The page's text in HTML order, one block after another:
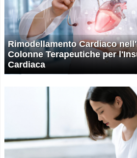
Rimodellamento Cardiaco
Colonne Terapeutiche per
Cardiaca